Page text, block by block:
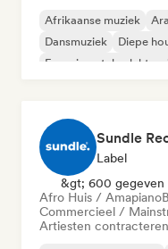
Afrikaanse muziek
Dansmuziek
Diepe
Experimentele
Sundle
Label
&gt; 600 gegeven
Afro Huis / Amapiano
Commercieel /
Artiesten